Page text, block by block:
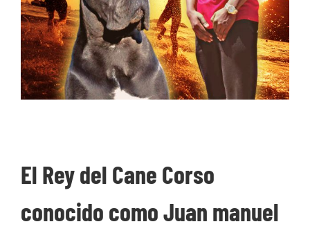
El Rey del Cane Corso
conocido como Juan manuel